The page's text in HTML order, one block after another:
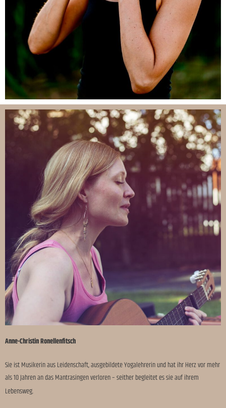
Anne-Christin Ronellenfitsch
Sie ist Musikerin aus Leidenschaft, ausgebildete Yogalehrerin und hat ihr Herz vor mehr
als 10 Jahren an das Mantrasingen verloren – seither begleitet es sie auf ihrem
Lebensweg.